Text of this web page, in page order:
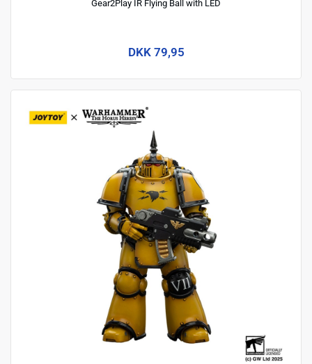
Gear2Play IR Flying Ball with LED
DKK 79,95